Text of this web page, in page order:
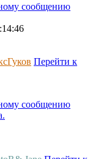
сообщению
Перейти к
сообщению